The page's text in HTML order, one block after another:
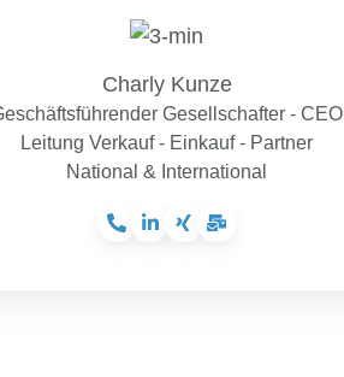
Charly Kunze
Gesellschafter - CEO
Leitung Verkauf - Einkauf - Partner
National & International